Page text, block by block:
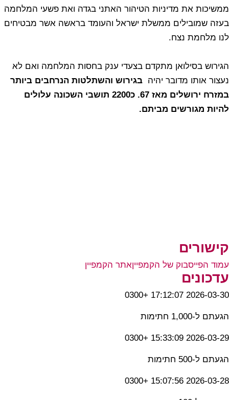
ממשיכות את מדיניות הטיהור האתני בגדה ואת פשעי המלחמה
בעזה שמובילים ממשלת ישראל והעומד בראשה אשר מבטיחים
לנו מלחמת נצח.
הגירוש בסילואן מתקדם בצעדי ענק בחסות המלחמה ואם לא
נעצור אותו מדובר יהיה בגירוש והשתלטות הנרחבים ביותר
במזרח ירושלים מאז 67. כ2200 תושבי השכונה עלולים
להיות מגורשים מביתם.
קישורים
עמוד הפייסבוק של הקמפייןאתר הקמפיין
עדכונים
2026-03-30 17:12:07 +0300
הגעתם ל-1,000 חתימות
2026-03-29 15:33:09 +0300
הגעתם ל-500 חתימות
2026-03-28 15:07:56 +0300